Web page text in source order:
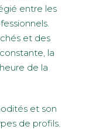
entre les
et des
la
de la
et son
de profils.